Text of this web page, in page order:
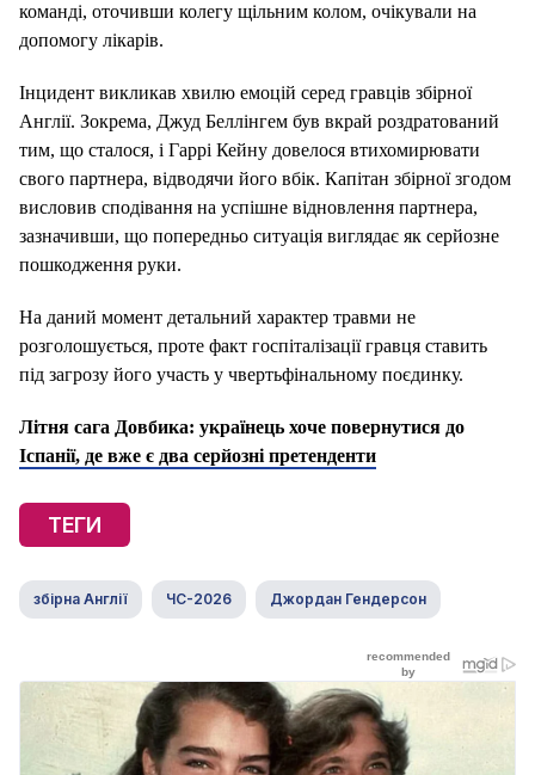
команді, оточивши колегу щільним колом, очікували на
допомогу лікарів.
Інцидент викликав хвилю емоцій серед гравців збірної
Англії. Зокрема, Джуд Беллінгем був вкрай роздратований
тим, що сталося, і Гаррі Кейну довелося втихомирювати
свого партнера, відводячи його вбік. Капітан збірної згодом
висловив сподівання на успішне відновлення партнера,
зазначивши, що попередньо ситуація виглядає як серйозне
пошкодження руки.
На даний момент детальний характер травми не
розголошується, проте факт госпіталізації гравця ставить
під загрозу його участь у чвертьфінальному поєдинку.
Літня сага Довбика: українець хоче повернутися до
Іспанії, де вже є два серйозні претенденти
ТЕГИ
збірна Англії ЧС-2026 Джордан Гендерсон